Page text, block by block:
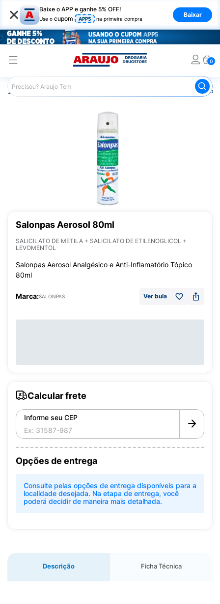
× Baixe o APP e ganhe 5% OFF!
Use o cupom APP5 na primeira compra
Baixar
0
Araujo Medicamentos Remédio
Salonpas Aerosol 80ml
SALICILATO DE METILA + SALICILATO DE ETILENOGLICOL +
LEVOMENTOL
Salonpas Aerosol Analgésico e Anti-Inflamatório Tópico
80ml
Marca:SALONPAS Ver bula
Calcular frete
Informe seu CEP
Opções de entrega
Consulte pelas opções de entrega disponíveis para a
localidade desejada. Na etapa de entrega, você
poderá decidir de maneira mais detalhada.
Descrição Ficha Técnica